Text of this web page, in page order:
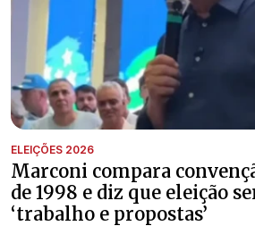
ELEIÇÕES 2026
Marconi compara
de 1998 e diz que eleição
‘trabalho e propostas’